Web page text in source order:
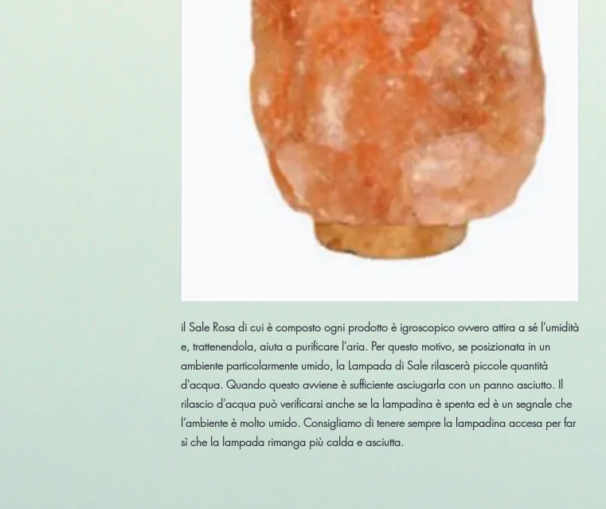
il Sale Rosa di cui è composto ogni prodotto è igroscopico ovvero attira a sé l'umidità
e, trattenendola, aiuta a purificare l'aria. Per questo motivo, se posizionata in un
ambiente particolarmente umido, la Lampada di Sale rilascerà piccole quantità
d'acqua. Quando questo avviene è sufficiente asciugarla con un panno asciutto. Il
rilascio d'acqua può verificarsi anche se la lampadina è spenta ed è un segnale che
l’ambiente è molto umido. Consigliamo di tenere sempre la lampadina accesa per far
sì che la lampada rimanga più calda e asciutta.